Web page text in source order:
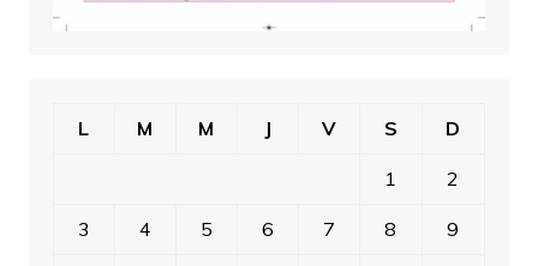
L M M J V S D
1 2
3 4 5 6 7 8 9